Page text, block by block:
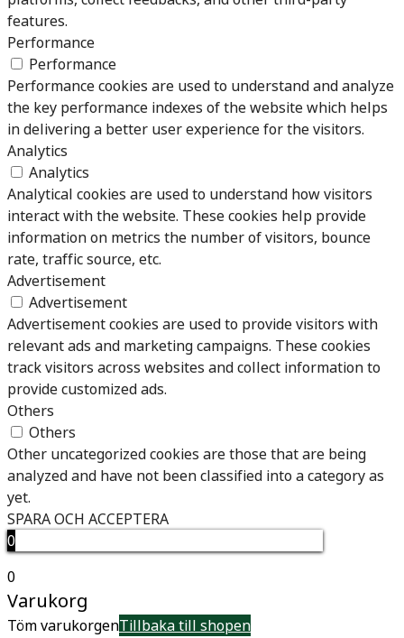
features.
Performance
Performance
Performance cookies are used to understand and analyze
the key performance indexes of the website which helps
in delivering a better user experience for the visitors.
Analytics
Analytics
Analytical cookies are used to understand how visitors
interact with the website. These cookies help provide
information on metrics the number of visitors, bounce
rate, traffic source, etc.
Advertisement
Advertisement
Advertisement cookies are used to provide visitors with
relevant ads and marketing campaigns. These cookies
track visitors across websites and collect information to
provide customized ads.
Others
Others
Other uncategorized cookies are those that are being
analyzed and have not been classified into a category as
yet.
SPARA OCH ACCEPTERA
0
0
Varukorg
Töm varukorgenTillbaka till shopen